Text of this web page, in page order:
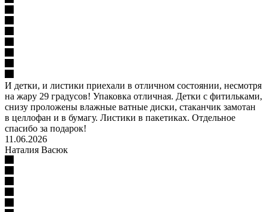
И детки, и листики приехали в отличном состоянии, несмотря
на жару 29 градусов! Упаковка отличная. Детки с фитильками,
снизу проложены влажные ватные диски, стаканчик замотан
в целлофан и в бумагу. Листики в пакетиках. Отдельное
спасибо за подарок!
11.06.2026
Наталия Васюк